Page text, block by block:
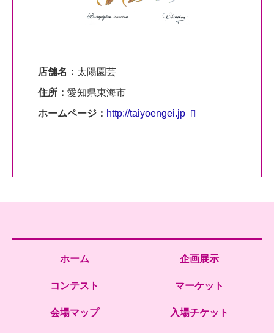
店舗名： 太陽園芸
住所： 愛知県東海市
ホームページ： http://taiyoengei.jp
ホーム 企画展示
コンテスト マーケット
会場マップ 入場チケット